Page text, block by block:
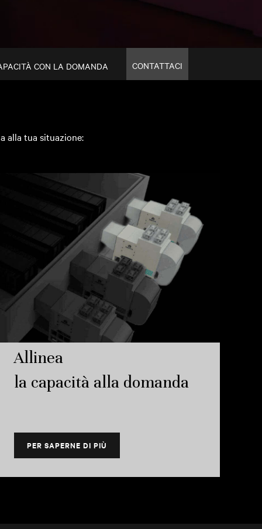
CON LA DOMANDA CONTATTACI
alla tua situazione:
Allinea
la capacità alla domanda
PER SAPERNE DI PIÙ